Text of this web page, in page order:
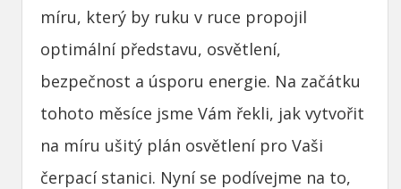
míru, který by ruku v ruce propojil
optimální představu, osvětlení,
bezpečnost a úsporu energie. Na začátku
tohoto měsíce jsme Vám řekli, jak vytvořit
na míru ušitý plán osvětlení pro Vaši
čerpací stanici. Nyní se podívejme na to,